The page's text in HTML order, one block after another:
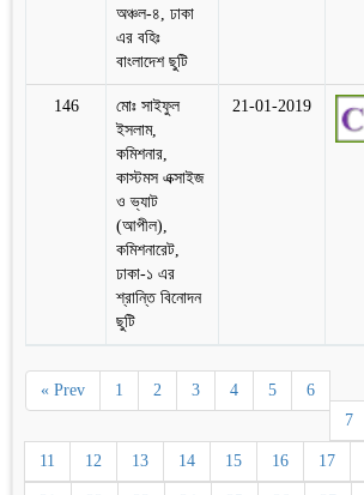
অঞ্চল-৪, ঢাকা
এর বহিঃ
বাংলাদেশ ছুটি
146
মোঃ সাইফুল
ইসলাম,
কমিশনার,
কাস্টমস এক্সাইজ
ও ভ্যাট
(আপীল),
কমিশনারেট,
ঢাকা-১ এর
শ্রান্তি বিনোদন
ছুটি
21-01-2019
« Prev 1 2 3 4 5
6
7
11 12 13 14 15 16 17